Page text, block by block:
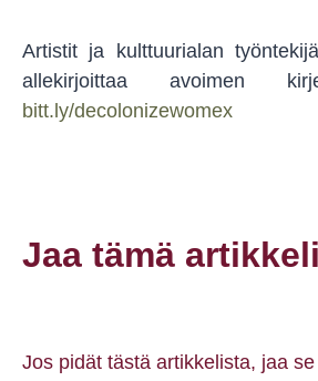
Artistit ja kulttuurialan
allekirjoittaa avoimen
bitt.ly/decolonizewomex
Jaa tämä artikkeli
Jos pidät tästä artikkelista, jaa